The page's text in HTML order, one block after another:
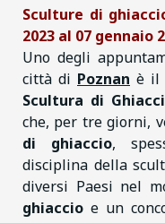
Sculture di
2023 al 07 gennaio
Uno degli
città di Poznan è il
Scultura di
che, per tre giorni,
di ghiaccio,
disciplina della
diversi Paesi nel
ghiaccio e un